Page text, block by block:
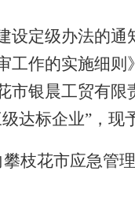
定级办法的通
工作的实施细则
市银晨工贸有限
达标企业”，现
攀枝花市应急管